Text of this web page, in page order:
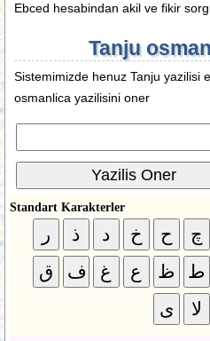
Ebced hesabindan akil ve fikir
Tanju
Sistemimizde henuz Tanju yazilisi
osmanlica yazilisini oner
Standart Karakterler